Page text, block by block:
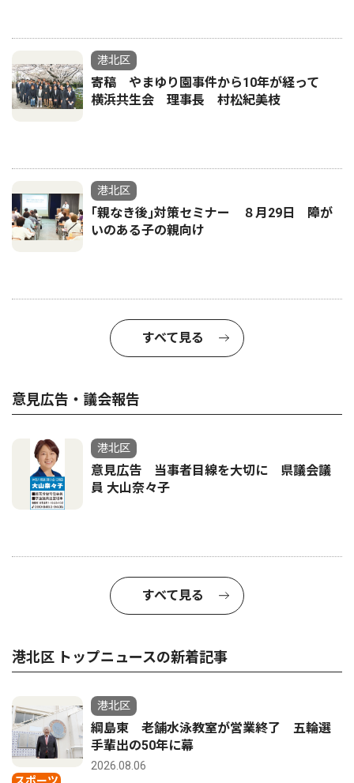
港北区
寄稿 やまゆり園事件から10年が経って
横浜共生会 理事長 村松紀美枝
港北区
｢親なき後｣対策セミナー ８月29日 障が
いのある子の親向け
すべて見る
意見広告・議会報告
港北区
意見広告 当事者目線を大切に 県議会議
員 大山奈々子
すべて見る
港北区 トップニュースの新着記事
港北区
綱島東 老舗水泳教室が営業終了 五輪選
手輩出の50年に幕
2026.08.06